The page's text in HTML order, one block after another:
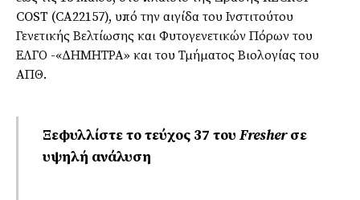
COST (CA22157), υπό την αιγίδα του Ινστιτούτου
Γενετικής Βελτίωσης και Φυτογενετικών Πόρων του
ΕΛΓΟ -«ΔΗΜΗΤΡΑ» και του Τμήματος Βιολογίας του
ΑΠΘ.
Ξεφυλλίστε το τεύχος 37 του Fresherσε
υψηλή ανάλυση